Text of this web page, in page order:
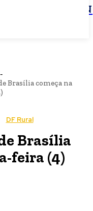
JBN
Brasília começa na
DF Rural
Brasília
feira (4)